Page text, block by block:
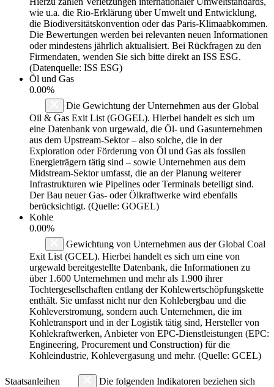
wie u.a. die Rio-Erklärung über Umwelt und Entwicklung,
die Biodiversitätskonvention oder das Paris-Klimaabkommen.
Die Bewertungen werden bei relevanten neuen Informationen
oder mindestens jährlich aktualisiert. Bei Rückfragen zu den
Firmendaten, wenden Sie sich bitte direkt an ISS ESG.
(Datenquelle: ISS ESG)
Öl und Gas
0.00%
Die Gewichtung der Unternehmen aus der Global
Oil & Gas Exit List (GOGEL). Hierbei handelt es sich um
eine Datenbank von urgewald, die Öl- und Gasunternehmen
aus dem Upstream-Sektor – also solche, die in der
Exploration oder Förderung von Öl und Gas als fossilen
Energieträgern tätig sind – sowie Unternehmen aus dem
Midstream-Sektor umfasst, die an der Planung weiterer
Infrastrukturen wie Pipelines oder Terminals beteiligt sind.
Der Bau neuer Gas- oder Ölkraftwerke wird ebenfalls
berücksichtigt. (Quelle: GOGEL)
Kohle
0.00%
Gewichtung von Unternehmen aus der Global Coal
Exit List (GCEL). Hierbei handelt es sich um eine von
urgewald bereitgestellte Datenbank, die Informationen zu
über 1.600 Unternehmen und mehr als 1.900 ihrer
Tochtergesellschaften entlang der Kohlewertschöpfungskette
enthält. Sie umfasst nicht nur den Kohlebergbau und die
Kohleverstromung, sondern auch Unternehmen, die im
Kohletransport und in der Logistik tätig sind, Hersteller von
Kohlekraftwerken, Anbieter von EPC-Dienstleistungen (EPC:
Engineering, Procurement und Construction) für die
Kohleindustrie, Kohlevergasung und mehr. (Quelle: GCEL)
Staatsanleihen
Die folgenden Indikatoren beziehen sich